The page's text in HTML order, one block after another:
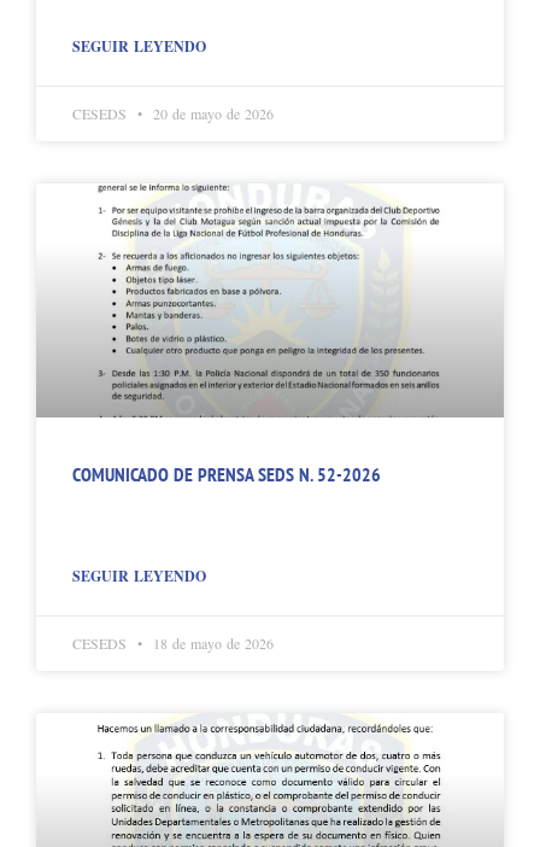
SEGUIR LEYENDO
CESEDS 20 de mayo de 2026
COMUNICADO DE PRENSA SEDS N. 52-2026
SEGUIR LEYENDO
CESEDS 18 de mayo de 2026